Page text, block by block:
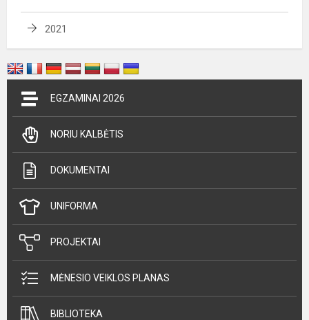
2021
EGZAMINAI 2026
NORIU KALBĖTIS
DOKUMENTAI
UNIFORMA
PROJEKTAI
MĖNESIO VEIKLOS PLANAS
BIBLIOTEKA